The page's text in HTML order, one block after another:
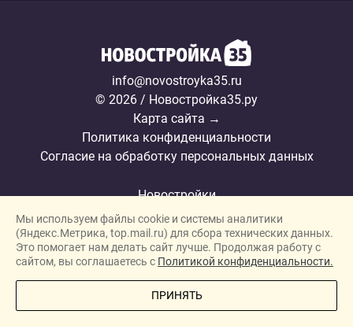
info@novostroyka35.ru
© 2026 / Новостройка35.ру
Карта сайта →
Политика конфиденциальности
Согласие на обработку персональных данных
Новостройки
Застройщики
Ипотека
Полезная информация
Видеообзоры ЖК
ПОЗВОНИТЕ МНЕ
Мы используем файлы cookie и системы аналитики
(Яндекс.Метрика, top.mail.ru) для сбора технических данных.
Это помогает нам делать сайт лучше. Продолжая работу с
сайтом, вы соглашаетесь с Политикой конфиденциальности.
ПРИНЯТЬ